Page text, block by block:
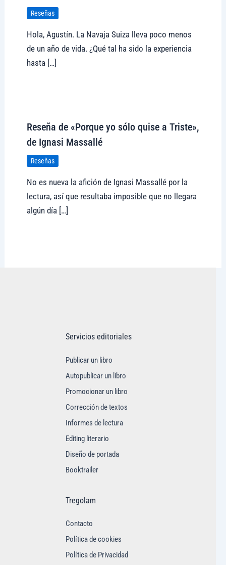
Reseñas
Hola, Agustín. La Navaja Suiza lleva poco menos
de un año de vida. ¿Qué tal ha sido la experiencia
hasta […]
Reseña de «Porque yo sólo quise a Triste»,
de Ignasi Massallé
Reseñas
No es nueva la afición de Ignasi Massallé por la
lectura, así que resultaba imposible que no llegara
algún día […]
Servicios editoriales
Publicar un libro
Autopublicar un libro
Promocionar un libro
Corrección de textos
Informes de lectura
Editing literario
Diseño de portada
Booktrailer
Tregolam
Contacto
Política de cookies
Política de Privacidad